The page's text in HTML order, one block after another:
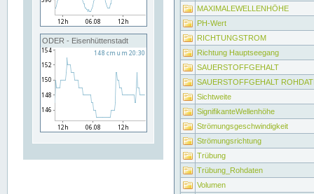
ODER - Eisenhüttenstadt
MAXIMALEWELLENHÖHE
PH-Wert
RICHTUNGSTROM
Richtung Hauptseegang
SAUERSTOFFGEHALT
SAUERSTOFFGEHALT
Sichtweite
SignifikanteWellenhöhe
Strömungsgeschwindigkeit
Strömungsrichtung
Trübung
Trübung_Rohdaten
Volumen